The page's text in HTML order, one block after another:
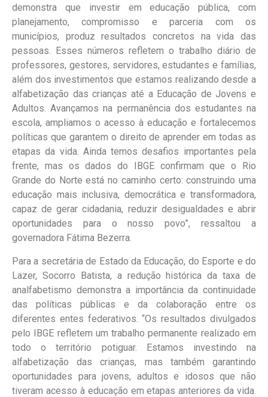
demonstra que investir em educação pública, com
planejamento, compromisso e parceria com os
municípios, produz resultados concretos na vida das
pessoas. Esses números refletem o trabalho diário de
professores, gestores, servidores, estudantes e famílias,
além dos investimentos que estamos realizando desde a
alfabetização das crianças até a Educação de Jovens e
Adultos. Avançamos na permanência dos estudantes na
escola, ampliamos o acesso à educação e fortalecemos
políticas que garantem o direito de aprender em todas as
etapas da vida. Ainda temos desafios importantes pela
frente, mas os dados do IBGE confirmam que o Rio
Grande do Norte está no caminho certo: construindo uma
educação mais inclusiva, democrática e transformadora,
capaz de gerar cidadania, reduzir desigualdades e abrir
oportunidades para o nosso povo”, ressaltou a
governadora Fátima Bezerra.
Para a secretária de Estado da Educação, do Esporte e do
Lazer, Socorro Batista, a redução histórica da taxa de
analfabetismo demonstra a importância da continuidade
das políticas públicas e da colaboração entre os
diferentes entes federativos. “Os resultados divulgados
pelo IBGE refletem um trabalho permanente realizado em
todo o território potiguar. Estamos investindo na
alfabetização das crianças, mas também garantindo
oportunidades para jovens, adultos e idosos que não
tiveram acesso à educação em etapas anteriores da vida.